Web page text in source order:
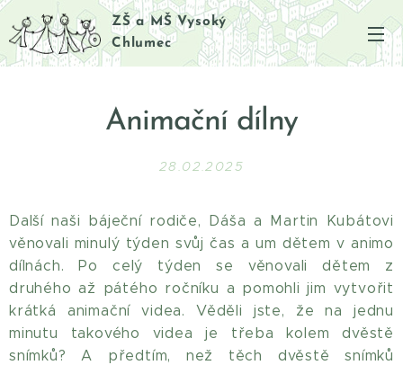
ZŠ a MŠ Vysoký
Chlumec
Animační dílny
28.02.2025
Další naši báječní rodiče, Dáša a Martin Kubátovi
věnovali minulý týden svůj čas a um dětem v animo
dílnách. Po celý týden se věnovali dětem z
druhého až pátého ročníku a pomohli jim vytvořit
krátká animační videa. Věděli jste, že na jednu
minutu takového videa je třeba kolem dvěstě
snímků? A předtím, než těch dvěstě snímků